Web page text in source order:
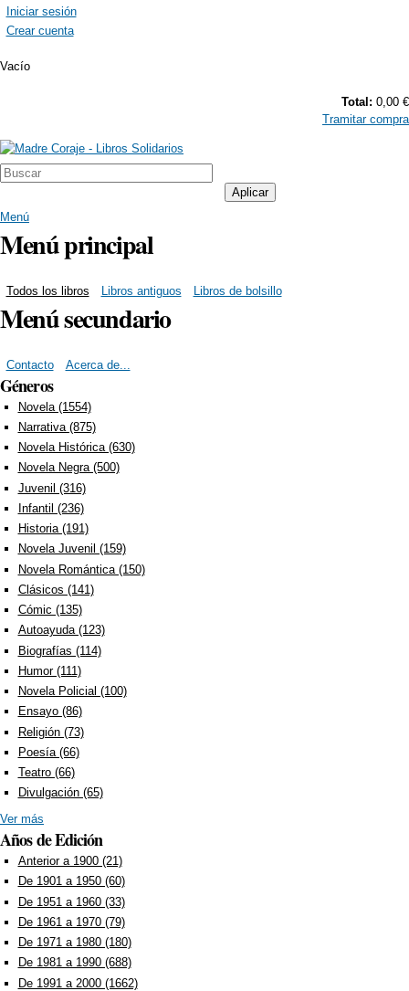
Pasar al contenido principal
Iniciar sesión
Crear cuenta
Vacío
Total: 0,00 €
Tramitar compra
Madre Coraje -
Libros
Menú
Menú principal
Todos los libros Libros antiguos Libros de bolsillo
Menú secundario
Contacto Acerca de...
Géneros
Novela (1554)Apply Novela filter
Narrativa (875)Apply Narrativa filter
Novela Histórica (630)Apply Novela Histórica filter
Novela Negra (500)Apply Novela Negra filter
Juvenil (316)Apply Juvenil filter
Infantil (236)Apply Infantil filter
Historia (191)Apply Historia filter
Novela Juvenil (159)Apply Novela Juvenil filter
Novela Romántica (150)Apply Novela Romántica filter
Clásicos (141)Apply Clásicos filter
Cómic (135)Apply Cómic filter
Autoayuda (123)Apply Autoayuda filter
Biografías (114)Apply Biografías filter
Humor (111)Apply Humor filter
Novela Policial (100)Apply Novela Policial filter
Ensayo (86)Apply Ensayo filter
Religión (73)Apply Religión filter
Poesía (66)Apply Poesía filter
Teatro (66)Apply Teatro filter
Divulgación (65)Apply Divulgación filter
Ver más
Años de Edición
Anterior a 1900 (21)Apply Anterior a 1900 filter
De 1901 a 1950 (60)Apply De 1901 a 1950 filter
De 1951 a 1960 (33)Apply De 1951 a 1960 filter
De 1961 a 1970 (79)Apply De 1961 a 1970 filter
De 1971 a 1980 (180)Apply De 1971 a 1980 filter
De 1981 a 1990 (688)Apply De 1981 a 1990 filter
De 1991 a 2000 (1662)Apply De 1991 a 2000 filter